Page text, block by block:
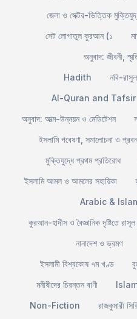
জেলা ও সেক্টর-ভিত্তিক
সেট লোগাতুল কুরআন (১
অনুবাদ: জীবনী,
Hadith
নবি-
Al-Quran and Tafsir
অনুবাদ: আত্ম-উন্নয়ন ও মেডিটেশন
ইসলামি গবেষণা, সমালোচনা ও
মুক্তিযুদ্ধে প্রথম প্রতিরোধ
ইসলামি আমল ও আমলের সহায়িকা
Arabic &
কুরআন-হাদীস ও বৈজ্ঞানিক দৃষ্টিতে
নানাদেশ ও ভ্রমণ
ইসলামী বিশ্বকোষ ৭ম খণ্ড
মনীষীদের চিরন্তন বাণী
Non-Fiction
রাজকুমারী